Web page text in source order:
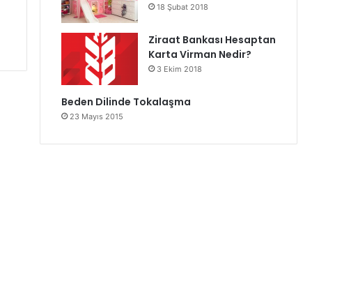
18 Şubat 2018
Ziraat Bankası Hesaptan
Karta Virman Nedir?
3 Ekim 2018
Beden Dilinde Tokalaşma
23 Mayıs 2015